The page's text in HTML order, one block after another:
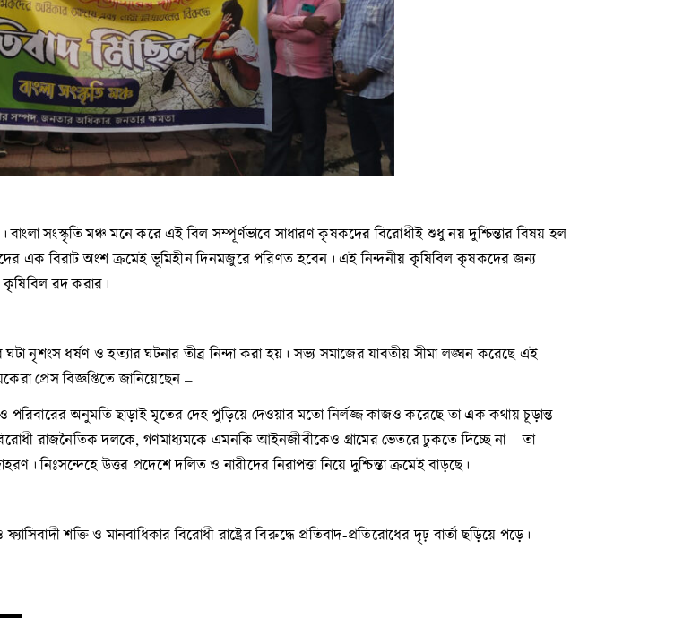
সংস্কৃতি মঞ্চ মনে করে এই বিল সম্পূর্ণভাবে সাধারণ কৃষকদের বিরোধীই শুধু নয় দুশ্চিন্তার বিষয় হল
এক বিরাট অংশ ক্রমেই ভূমিহীন দিনমজুরে পরিণত হবেন। এই নিন্দনীয় কৃষিবিল কৃষকদের জন্য
কৃষিবিল রদ করার।
নৃশংস ধর্ষণ ও হত্যার ঘটনার তীব্র নিন্দা করা হয়। সভ্য সমাজের যাবতীয় সীমা লঙ্ঘন করেছে এই
প্রেস বিজ্ঞপ্তিতে জানিয়েছেন –
ও পরিবারের অনুমতি ছাড়াই মৃতের দেহ পুড়িয়ে দেওয়ার মতো নির্লজ্জ কাজও করেছে তা এক কথায় চূড়ান্ত
রাজনৈতিক দলকে, গণমাধ্যমকে এমনকি আইনজীবীকেও গ্রামের ভেতরে ঢুকতে দিচ্ছে না – তা
নিঃসন্দেহে উত্তর প্রদেশে দলিত ও নারীদের নিরাপত্তা নিয়ে দুশ্চিন্তা ক্রমেই বাড়ছে।
শক্তি ও মানবাধিকার বিরোধী রাষ্ট্রের বিরুদ্ধে প্রতিবাদ-প্রতিরোধের দৃঢ় বার্তা ছড়িয়ে পড়ে।